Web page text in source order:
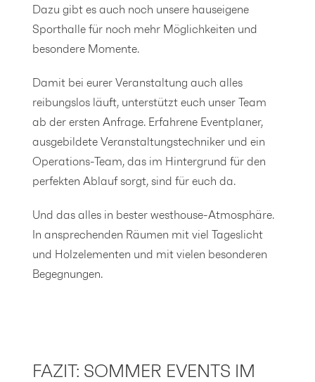
Dazu gibt es auch noch unsere hauseigene
Sporthalle für noch mehr Möglichkeiten und
besondere Momente.
Damit bei eurer Veranstaltung auch alles
reibungslos läuft, unterstützt euch unser Team
ab der ersten Anfrage. Erfahrene Eventplaner,
ausgebildete Veranstaltungstechniker und ein
Operations-Team, das im Hintergrund für den
perfekten Ablauf sorgt, sind für euch da.
Und das alles in bester westhouse-Atmosphäre.
In ansprechenden Räumen mit viel Tageslicht
und Holzelementen und mit vielen besonderen
Begegnungen.
FAZIT: SOMMER EVENTS IM